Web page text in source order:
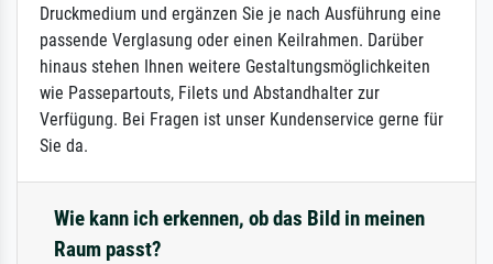
Druckmedium und ergänzen Sie je nach Ausführung eine
passende Verglasung oder einen Keilrahmen. Darüber
hinaus stehen Ihnen weitere Gestaltungsmöglichkeiten
wie Passepartouts, Filets und Abstandhalter zur
Verfügung. Bei Fragen ist unser Kundenservice gerne für
Sie da.
Wie kann ich erkennen, ob das Bild in meinen
Raum passt?